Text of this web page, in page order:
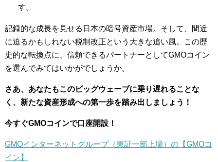
す。
記録的な成長を見せる日本の暗号資産市場。そして、間近
に迫るかもしれない税制改正という大きな追い風。この歴
史的な転換点に、信頼できるパートナーとしてGMOコイン
を選んでみてはいかがでしょうか。
さあ、あなたもこのビッグウェーブに乗り遅れることな
く、新たな資産形成への第一歩を踏み出しましょう！
今すぐGMOコインで口座開設！
GMOインターネットグループ（東証一部上場）の【GMOコ
イン】